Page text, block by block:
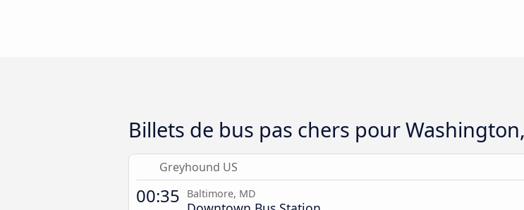
Billets de bus pas chers pour
Greyhound US
00:35 Baltimore, MD